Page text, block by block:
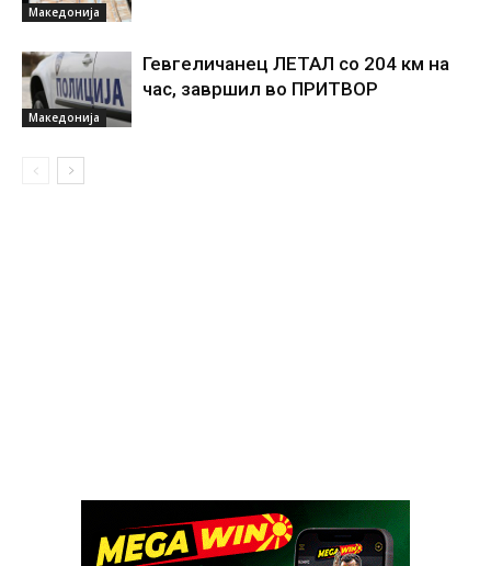
Македонија
Македонија
Гевгеличанец ЛЕТАЛ со 204 км на
час, завршил во ПРИТВОР